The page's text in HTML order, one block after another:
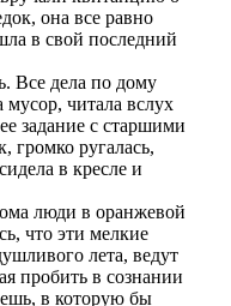
она все равно
в свой последний
Все дела по дому
читала вслух
задание с старшими
громко ругалась,
в кресле и
люди в оранжевой
что эти мелкие
лета, ведут
пробить в сознании
в которую бы